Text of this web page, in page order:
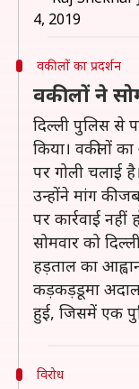
4, 2019
वकीलों का प्रदर्शन
वकीलों ने
दिल्ली पुलिस से
किया। वकीलों
पर गोली चलाई है।
उन्होंने मांग की
पर कार्रवाई
सोमवार को
हड़ताल का
कड़कड़डूमा
हुई, जिसमें एक
विरोध